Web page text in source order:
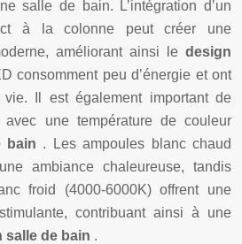
salle de bain. L’intégration d’un
à la colonne peut créer une
améliorant ainsi le design
consomment peu d’énergie et ont
Il est également important de
une température de couleur
bain . Les ampoules blanc chaud
ambiance chaleureuse, tandis
froid (4000-6000K) offrent une
contribuant ainsi à une
salle de bain .